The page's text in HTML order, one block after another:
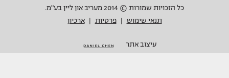
כל הזכויות שמורות © 2014 מעריב און ליין בע"מ.
תנאי שימוש
פרטיות ארכיון
עיצוב אתר